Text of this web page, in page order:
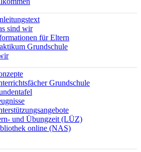
sind wir
für Eltern
Grundschule
Grundschule
und Übungzeit (LÜZ)
online (NAS)